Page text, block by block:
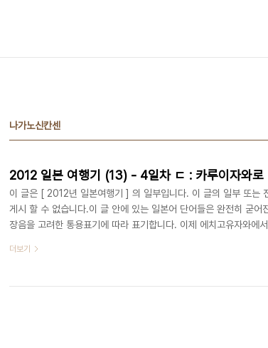
나가노신칸센
2012 일본 여행기 (13) - 4일차 ㄷ : 카루이자와로
이 글은 [ 2012년 일본여행기 ] 의 일부입니다. 이 글의 일부 또는
게시 할 수 없습니다.이 글 안에 있는 일본어 단어들은 완전히 굳어
장음을 고려한 통용표기에 따라 표기합니다. 이제 에치고유자와에
이 있어서 발급을 받아야 했습니다만, 무사히 발급을 완료하고 신
한 참고할만 합니다. 특히 우리나라처럼 바닥은 거의 폐타이어 재
더보기